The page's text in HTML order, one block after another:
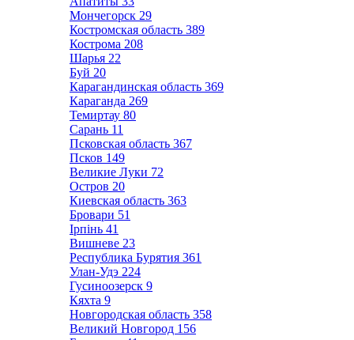
Мончегорск 29
Костромская область 389
Кострома 208
Шарья 22
Буй 20
Карагандинская область 369
Караганда 269
Темиртау 80
Сарань 11
Псковская область 367
Псков 149
Великие Луки 72
Остров 20
Киевская область 363
Бровари 51
Ірпінь 41
Вишневе 23
Республика Бурятия 361
Улан-Удэ 224
Гусиноозерск 9
Кяхта 9
Новгородская область 358
Великий Новгород 156